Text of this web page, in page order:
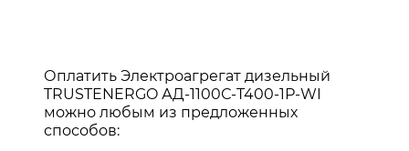
Оплатить Электроагрегат дизельный
TRUSTENERGO АД-1100С-T400-1Р-WI
можно любым из предложенных
способов: